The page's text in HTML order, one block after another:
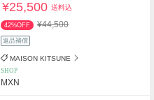
¥25,500送料込
42%OFF ¥44,500
返品補償
MAISON KITSUNE
SHOP
MXN